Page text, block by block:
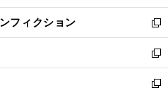
開
く
ウ
で
開
く
ン
ド
ウ
で
開
く
ウ
ィ
ン
ド
ウ
で
フィクション
新
し
い
ウ
ィ
新
し
い
新